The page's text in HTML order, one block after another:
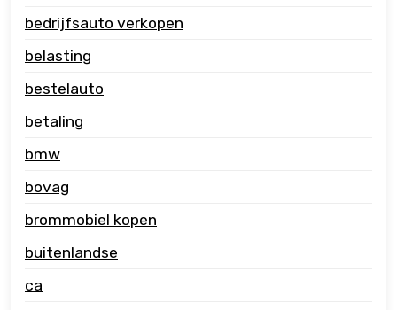
bedrijfsauto verkopen
belasting
bestelauto
betaling
bmw
bovag
brommobiel kopen
buitenlandse
ca